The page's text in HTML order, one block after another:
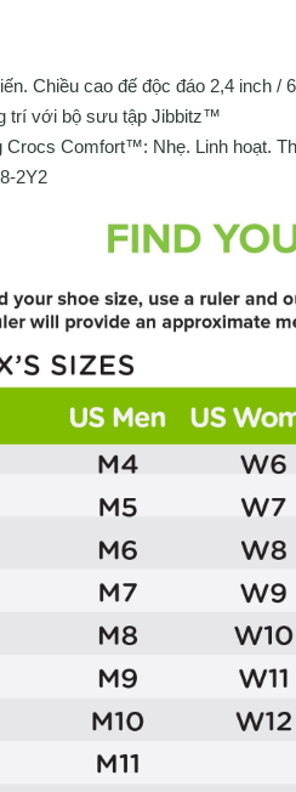
Chiều cao đế độc đáo 2,4 inch /
trí với bộ sưu tập Jibbitz™
Comfort™: Nhẹ. Linh hoạt.
2Y2